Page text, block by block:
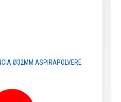
Ø32MM ASPIRAPOLVERE